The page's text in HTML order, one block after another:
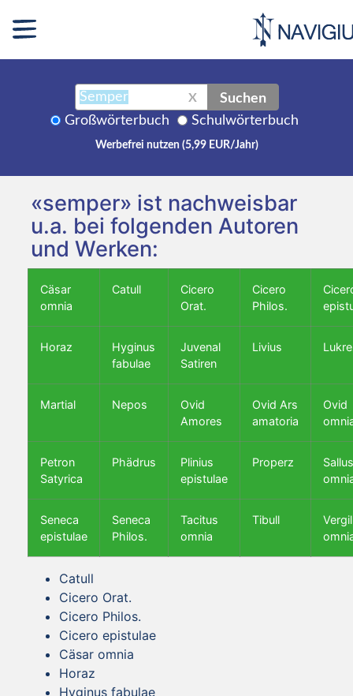
X Suchen
Großwörterbuch Schulwörterbuch
Werbefrei nutzen (5,99 EUR/Jahr)
«semper» ist nachweisbar
u.a. bei folgenden Autoren
und Werken:
Cäsar
omnia
Catull
Cicero
Orat.
Cicero
Philos.
Horaz
Hyginus
fabulae
Juvenal
Satiren
Livius
Martial Nepos
Ovid
Amores
Ovid Ars
amatoria
Ovid
Petron
Satyrica
Phädrus
Plinius
epistulae
Properz
Seneca
epistulae
Seneca
Philos.
Tacitus
omnia
Tibull
Vergil
Catull
Cicero Orat.
Cicero Philos.
Cicero epistulae
Cäsar omnia
Horaz
Hyginus fabulae